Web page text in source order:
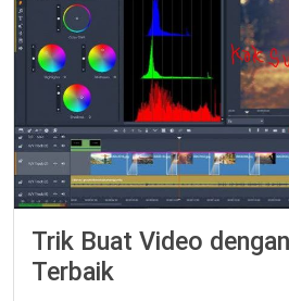
Trik Buat Video
Terbaik